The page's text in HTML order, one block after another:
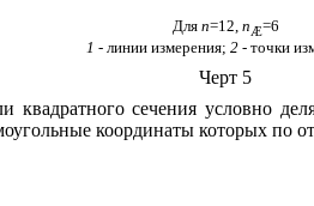
Для n=12, nÆ=6
1 - линии измерения; 2 - точки
Черт 5
квадратного сечения условно
координаты которых